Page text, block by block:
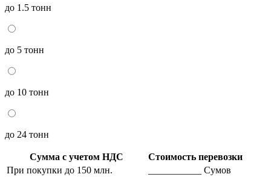
до 1.5 тонн
до 5 тонн
до 10 тонн
до 24 тонн
Сумма с учетом НДС
Стоимость перевозки
При покупки до 150 млн.
Сумов